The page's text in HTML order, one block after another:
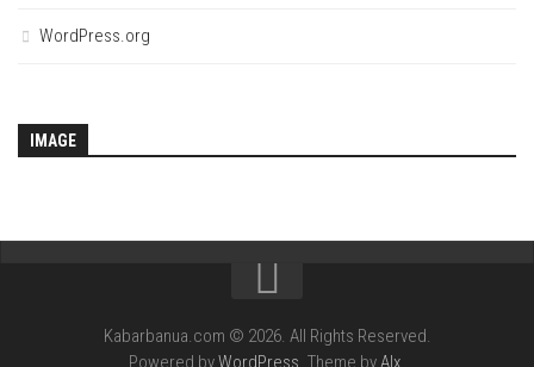
WordPress.org
IMAGE
Kabarbanua.com © 2026. All Rights Reserved.
Powered byWordPress . Theme by Alx